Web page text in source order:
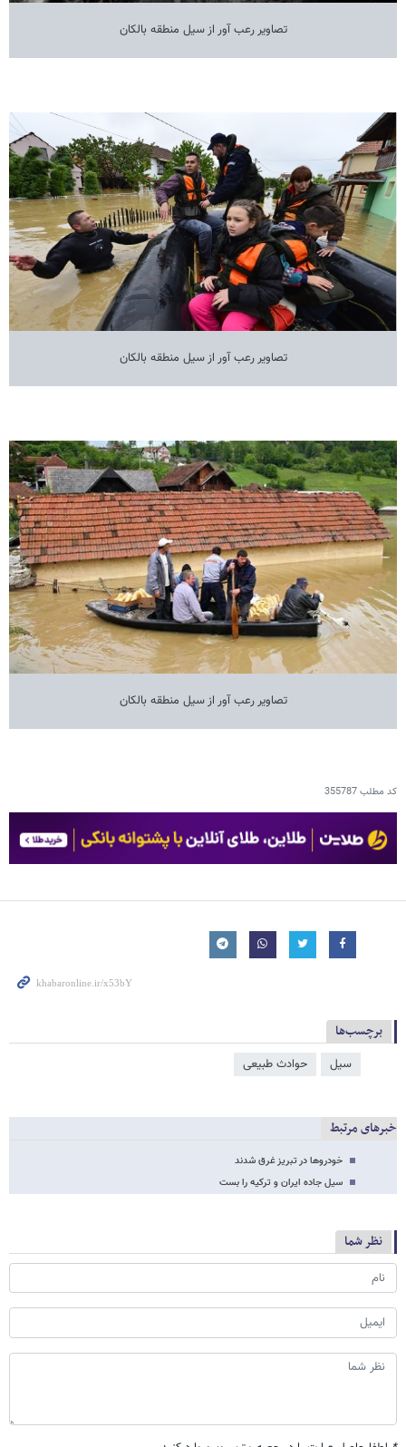
تصاویر رعب آور از سیل منطقه بالکان
تصاویر رعب آور از سیل منطقه بالکان
تصاویر رعب آور از سیل منطقه بالکان
کد مطلب355787
برچسب‌ها
سیل حوادث طبیعی
خبرهای مرتبط
خودروها در تبریز غرق شدند
سیل جاده ایران و ترکیه را بست
نظر شما